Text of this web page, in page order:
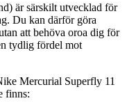
är särskilt utvecklad för
Du kan därför göra
att behöva oroa dig för
tydlig fördel mot
Mercurial Superfly 11
finns: